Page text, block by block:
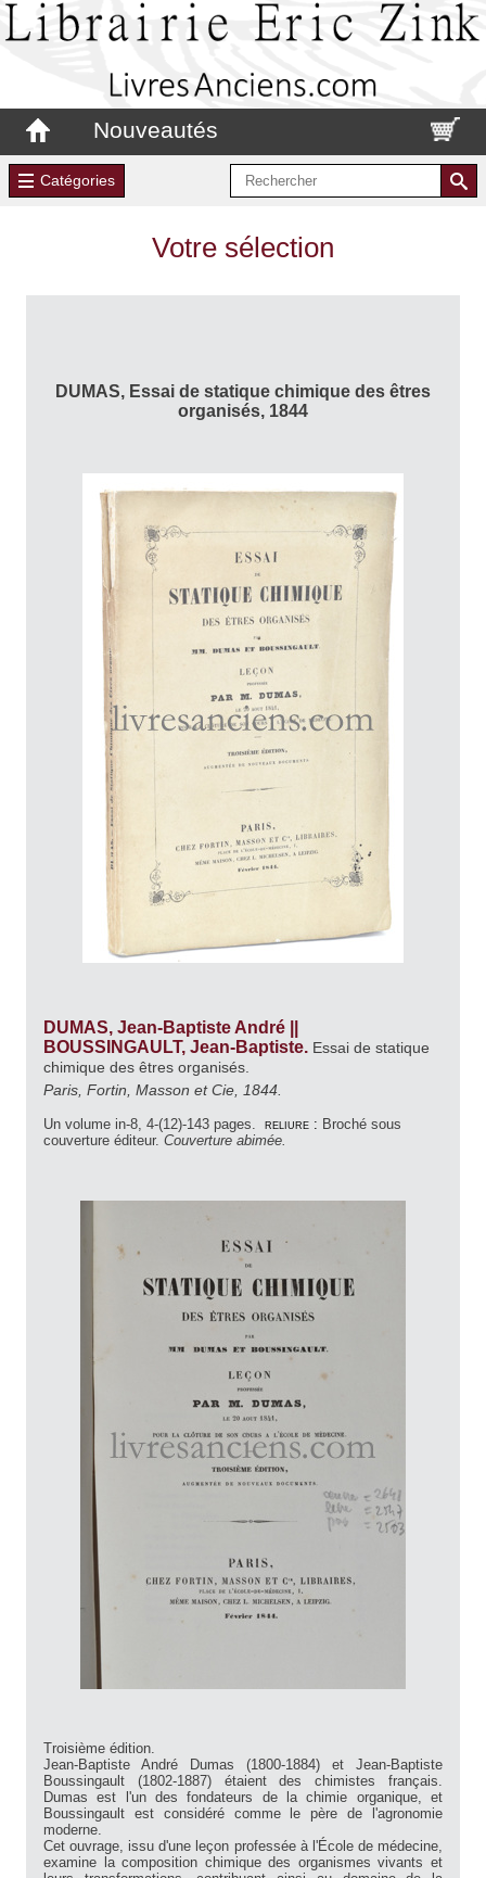
Nouveautés
Catégories
Votre sélection
DUMAS, Essai de statique chimique des êtres
organisés, 1844
DUMAS, Jean-Baptiste André ||
BOUSSINGAULT, Jean-Baptiste. Essai de statique
chimique des êtres organisés.
Paris, Fortin, Masson et Cie, 1844.
Un volume in-8, 4-(12)-143 pages. reliure : Broché sous
couverture éditeur. Couverture abimée.
Troisième édition.
Jean-Baptiste André Dumas (1800-1884) et Jean-Baptiste
Boussingault (1802-1887) étaient des chimistes français.
Dumas est l'un des fondateurs de la chimie organique, et
Boussingault est considéré comme le père de l'agronomie
moderne.
Cet ouvrage, issu d'une leçon professée à l'École de médecine,
examine la composition chimique des organismes vivants et